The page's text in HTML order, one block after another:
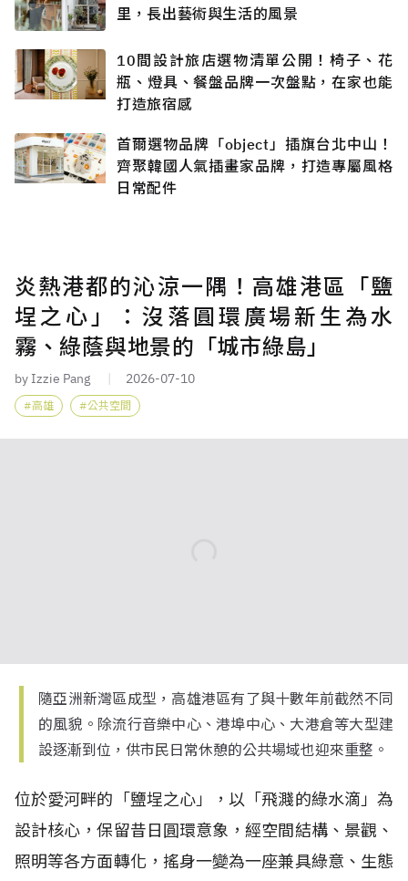
里，長出藝術與生活的風景
10間設計旅店選物清單公開！椅子、花
瓶、燈具、餐盤品牌一次盤點，在家也能
打造旅宿感
首爾選物品牌「object」插旗台北中山！
齊聚韓國人氣插畫家品牌，打造專屬風格
日常配件
炎熱港都的沁涼一隅！高雄港區「鹽
埕之心」：沒落圓環廣場新生為水
霧、綠蔭與地景的「城市綠島」
by Izzie Pang 2026-07-10
高雄 公共空間
隨亞洲新灣區成型，高雄港區有了與十數年前截然不同
的風貌。除流行音樂中心、港埠中心、大港倉等大型建
設逐漸到位，供市民日常休憩的公共場域也迎來重整。
位於愛河畔的「鹽埕之心」，以「飛濺的綠水滴」為
設計核心，保留昔日圓環意象，經空間結構、景觀、
照明等各方面轉化，搖身一變為一座兼具綠意、生態